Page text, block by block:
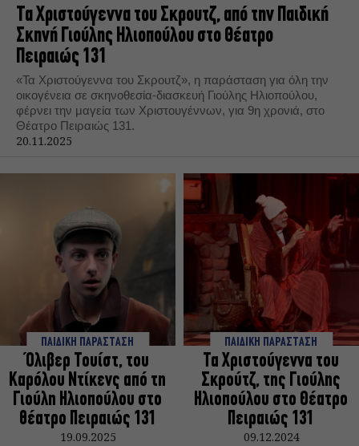
Τα Χριστούγεννα του Σκρουτζ, από την Παιδική
Σκηνή Γιούλης Ηλιοπούλου στο Θέατρο
Πειραιώς 131
«Τα Χριστούγεννα του Σκρουτζ», η παράσταση για όλη την
οικογένεια σε σκηνοθεσία-διασκευή Γιούλης Ηλιοπούλου,
φέρνει την μαγεία των Χριστουγέννων, για 9η χρονιά, στο
Θέατρο Πειραιώς 131.
20.11.2025
ΠΑΙΔΙΚΗ ΠΑΡΑΣΤΑΣΗ
Όλιβερ Τουίστ, του
Καρόλου Ντίκενς από τη
Γιούλη Ηλιοπούλου στο
θέατρο Πειραιώς 131
19.09.2025
ΠΑΙΔΙΚΗ ΠΑΡΑΣΤΑΣΗ
Τα Χριστούγεννα του
Σκρούτζ, της Γιούλης
Ηλιοπούλου στο Θέατρο
Πειραιώς 131
09.12.2024